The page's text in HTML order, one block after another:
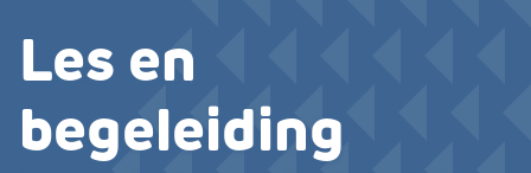
Les en
begeleiding